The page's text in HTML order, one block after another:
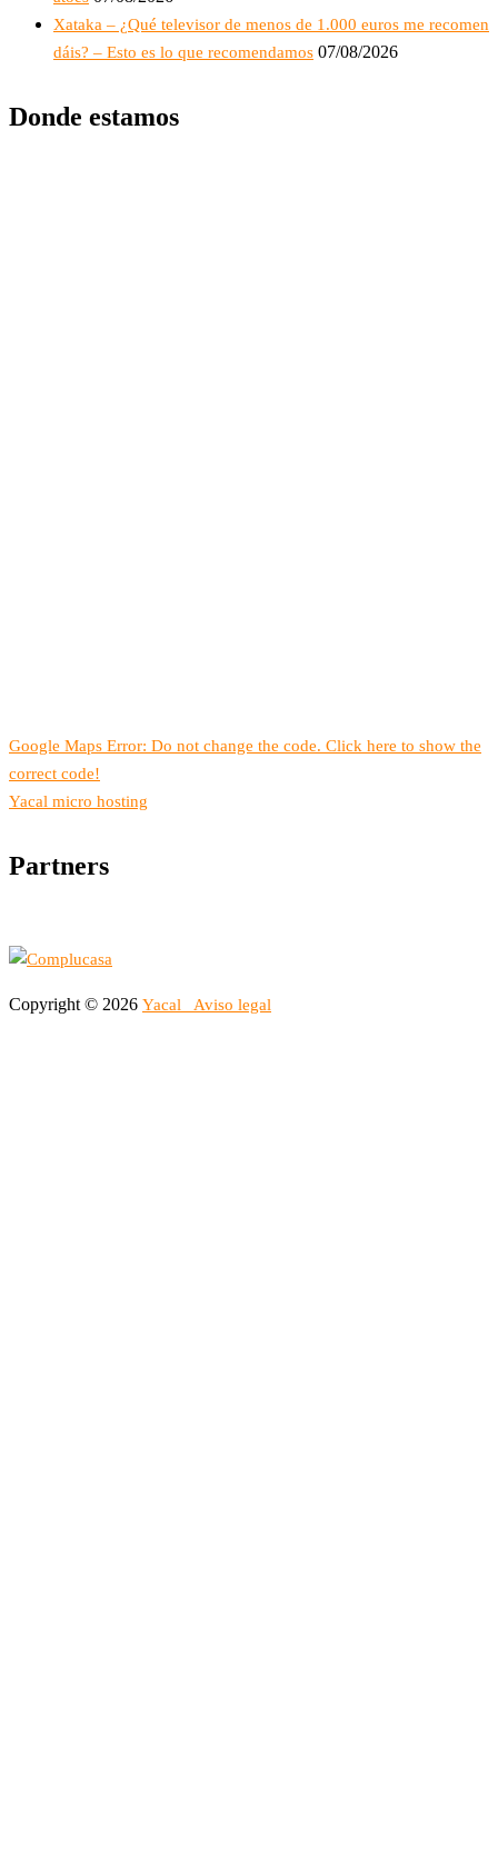
Xataka – ¿Qué televisor de menos de 1.000 euros me recomen
dáis? – Esto es lo que recomendamos 07/08/2026
Donde estamos
Google Maps Error: Do not change the code. Click here to show the
correct code!
Yacal micro hosting
Partners
Copyright © 2026 Yacal Aviso legal